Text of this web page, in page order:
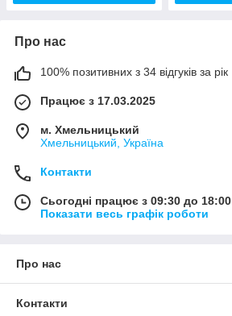
Про нас
100% позитивних з 34 відгуків за рік
Працює з 17.03.2025
м. Хмельницький
Хмельницький, Україна
Контакти
Сьогодні працює з 09:30 до 18:00
Показати весь графік роботи
Про нас
Контакти